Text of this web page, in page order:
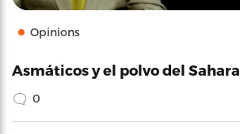
Opinions
Asmáticos y el polvo del Sahara
0